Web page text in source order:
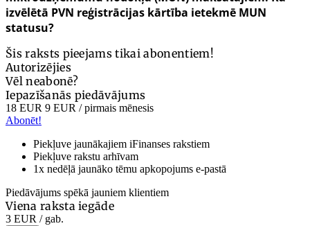
izvēlētā PVN reģistrācijas kārtība ietekmē MUN
statusu?
Šis raksts pieejams tikai abonentiem!
Autorizējies
Vēl neabonē?
Iepazīšanās piedāvājums
18 EUR 9 EUR / pirmais mēnesis
Abonēt!
Piekļuve jaunākajiem iFinanses rakstiem
Piekļuve rakstu arhīvam
1x nedēļā jaunāko tēmu apkopojums e-pastā
Piedāvājums spēkā jauniem klientiem
Viena raksta iegāde
3 EUR / gab.